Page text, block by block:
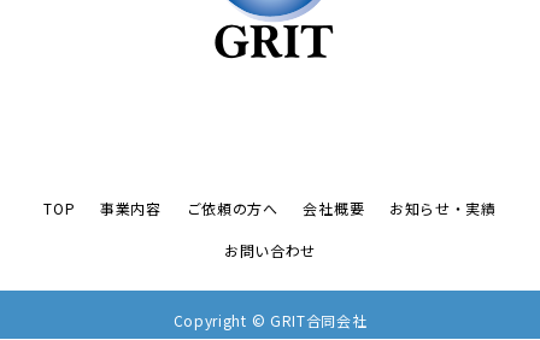
TOP 事業内容 ご依頼の方へ 会社概要 お知らせ・実績
お問い合わせ
Copyright © GRIT合同会社